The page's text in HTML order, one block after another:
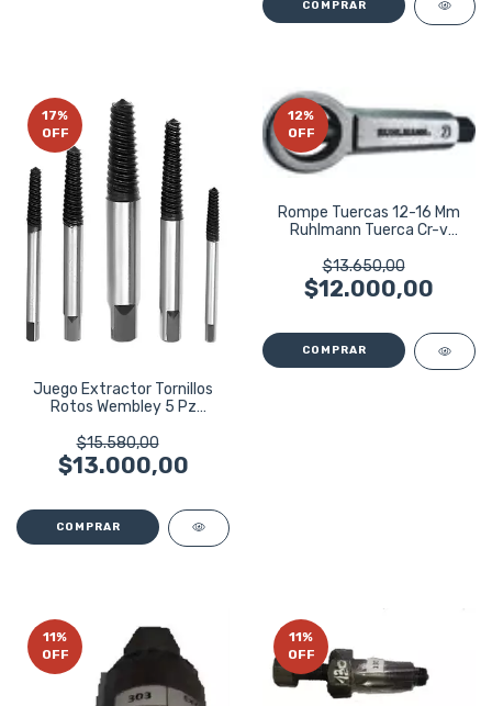
17%
OFF
Juego Extractor Tornillos
Rotos Wembley 5 Pz
$15.580,00
$13.000,00
12%
OFF
Rompe Tuercas 12-16 Mm
Ruhlmann Tuerca Cr-v
$13.650,00
$12.000,00
11%
OFF
11%
OFF